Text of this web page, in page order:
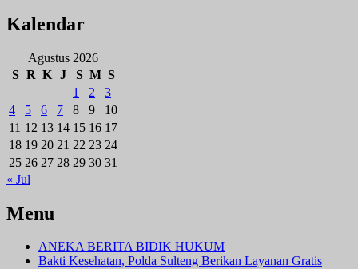
Kalendar
Agustus 2026
S R K J S M S
1
2
3
4
5 6 7 8 9
10
11 12 13 14 15 16 17
18 19 20 21 22 23 24
25 26 27 28 29 30 31
« Jul
Menu
ANEKA BERITA BIDIK HUKUM
Bakti Kesehatan, Polda Sulteng Berikan Layanan Gratis